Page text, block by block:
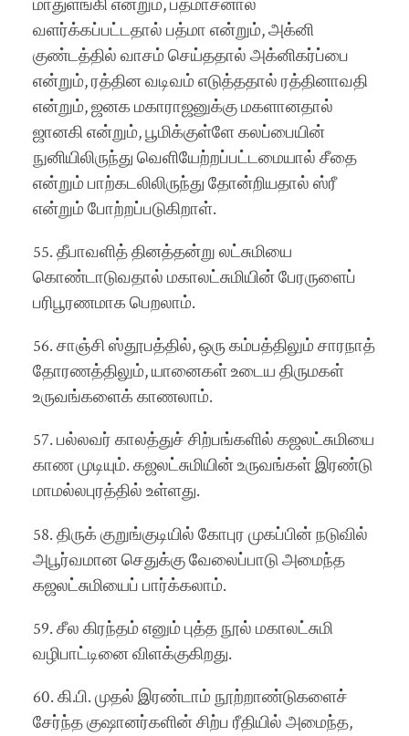
மாதுளங்கி என்றும், பத்மாசனால்
வளர்க்கப்பட்டதால் பத்மா என்றும், அக்னி
குண்டத்தில் வாசம் செய்ததால் அக்னிகர்ப்பை
என்றும், ரத்தின வடிவம் எடுத்ததால் ரத்தினாவதி
என்றும், ஜனக மகாராஜனுக்கு மகளானதால்
ஜானகி என்றும், பூமிக்குள்ளே கலப்பையின்
நுனியிலிருந்து வெளியேற்றப்பட்டமையால் சீதை
என்றும் பாற்கடலிலிருந்து தோன்றியதால் ஸ்ரீ
என்றும் போற்றப்படுகிறாள்.
55. தீபாவளித் தினத்தன்று லட்சுமியை
கொண்டாடுவதால் மகாலட்சுமியின் பேரருளைப்
பரிபூரணமாக பெறலாம்.
56. சாஞ்சி ஸ்தூபத்தில், ஒரு கம்பத்திலும் சாரநாத்
தோரணத்திலும், யானைகள் உடைய திருமகள்
உருவங்களைக் காணலாம்.
57. பல்லவர் காலத்துச் சிற்பங்களில் கஜலட்சுமியை
காண முடியும். கஜலட்சுமியின் உருவங்கள் இரண்டு
மாமல்லபுரத்தில் உள்ளது.
58. திருக் குறுங்குடியில் கோபுர முகப்பின் நடுவில்
அபூர்வமான செதுக்கு வேலைப்பாடு அமைந்த
கஜலட்சுமியைப் பார்க்கலாம்.
59. சீல கிரந்தம் எனும் புத்த நூல் மகாலட்சுமி
வழிபாட்டினை விளக்குகிறது.
60. கி.பி. முதல் இரண்டாம் நூற்றாண்டுகளைச்
சேர்ந்த குஷானர்களின் சிற்ப ரீதியில் அமைந்த,